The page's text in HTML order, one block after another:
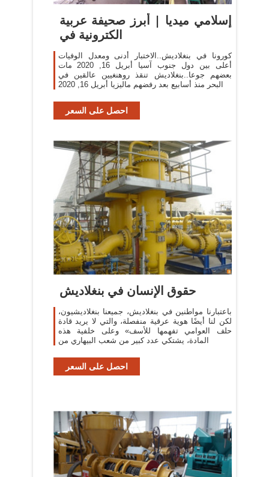
إسلامي ميديا | أبرز صحيفة عربية
الكترونية في
كورونا في بنغلاديش..الاختبار أدنى ومعدل الوفيات
أعلى بين دول جنوب آسيا أبريل 16, 2020 مات
بعضهم جوعا..بنغلاديش تنقذ روهنغيين عالقين في
البحر منذ أسابيع بعد رفضهم ماليزيا أبريل 16, 2020
احصل على السعر
حقوق الإنسان في بنغلاديش
باعتبارنا مواطنين في بنغلاديش، جميعنا بنغلاديشيون،
لكن لنا أيضًا هوية عرقية منفصلة، والتي لا يريد قادة
حلف العوامي تفهمها للأسف» وعلى خلفية هذه
المادة، يشتكي عدد كبير من شعب البيهاري من
احصل على السعر